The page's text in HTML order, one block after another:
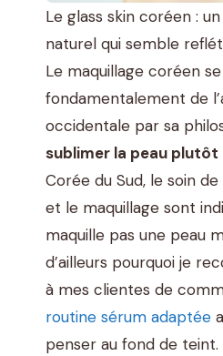
Le glass skin coréen :
naturel qui semble
Le maquillage coréen
fondamentalement de
occidentale par sa
sublimer la peau plutôt
Corée du Sud, le soin
et le maquillage sont
maquille pas une peau
d’ailleurs pourquoi je
à mes clientes de
routine sérum adaptée
penser au fond de teint.